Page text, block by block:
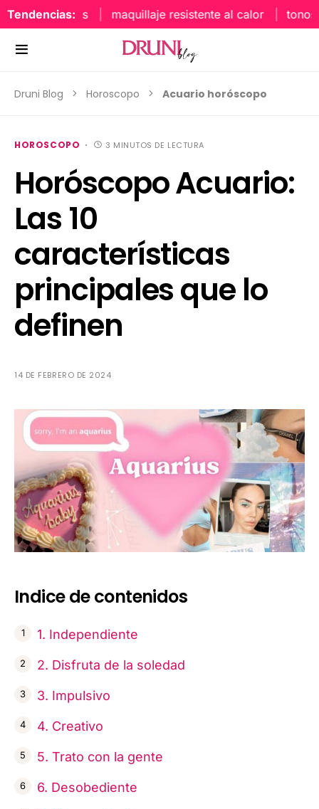
Tendencias: maquillaje resistente al calor tonos
Druni Blog Horoscopo Acuario horóscopo
HOROSCOPO 3 MINUTOS DE LECTURA
Horóscopo Acuario:
Las 10
características
principales que lo
definen
14 DE FEBRERO DE 2024
Indice de contenidos
1. Independiente
2. Disfruta de la soledad
3. Impulsivo
4. Creativo
5. Trato con la gente
6. Desobediente